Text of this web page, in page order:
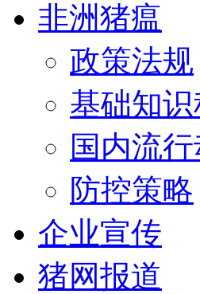
非洲猪瘟
政策法规
基础知
国内流
防控策略
企业宣传
猪网报道